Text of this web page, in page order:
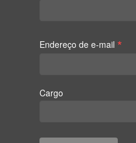
Endereço de e-mail *
Cargo